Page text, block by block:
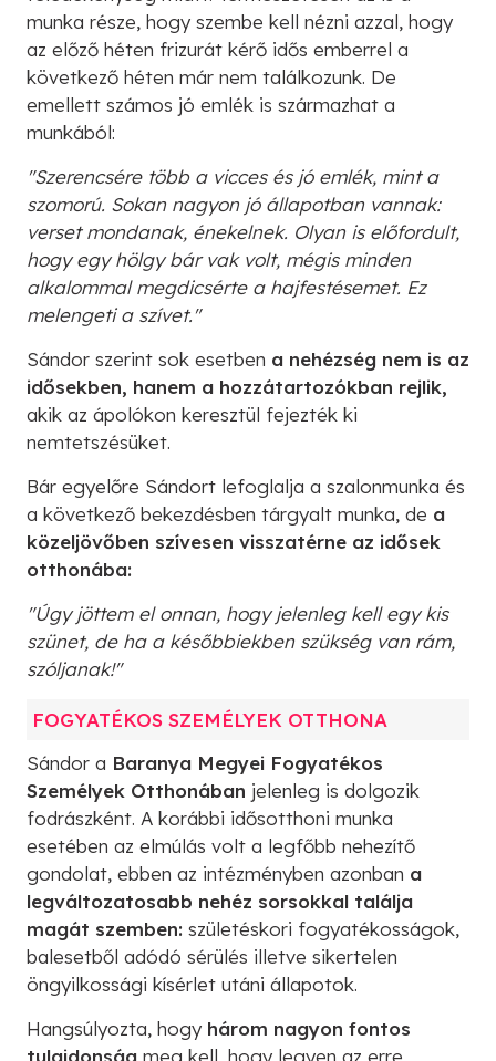
munka része, hogy szembe kell nézni azzal, hogy
az előző héten frizurát kérő idős emberrel a
következő héten már nem találkozunk. De
emellett számos jó emlék is származhat a
munkából:
"Szerencsére több a vicces és jó emlék, mint a
szomorú. Sokan nagyon jó állapotban vannak:
verset mondanak, énekelnek. Olyan is előfordult,
hogy egy hölgy bár vak volt, mégis minden
alkalommal megdicsérte a hajfestésemet. Ez
melengeti a szívet."
Sándor szerint sok esetben a nehézség nem is az
idősekben, hanem a hozzátartozókban rejlik,
akik az ápolókon keresztül fejezték ki
nemtetszésüket.
Bár egyelőre Sándort lefoglalja a szalonmunka és
a következő bekezdésben tárgyalt munka, de a
közeljövőben szívesen visszatérne az idősek
otthonába:
"Úgy jöttem el onnan, hogy jelenleg kell egy kis
szünet, de ha a későbbiekben szükség van rám,
szóljanak!"
FOGYATÉKOS SZEMÉLYEK OTTHONA
Sándor a Baranya Megyei Fogyatékos
Személyek Otthonában jelenleg is dolgozik
fodrászként. A korábbi idősotthoni munka
esetében az elmúlás volt a legfőbb nehezítő
gondolat, ebben az intézményben azonban a
legváltozatosabb nehéz sorsokkal találja
magát szemben: születéskori fogyatékosságok,
balesetből adódó sérülés illetve sikertelen
öngyilkossági kísérlet utáni állapotok.
Hangsúlyozta, hogy három nagyon fontos